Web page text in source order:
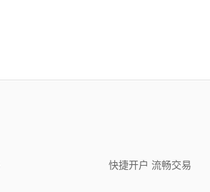
快捷开户 流畅交易